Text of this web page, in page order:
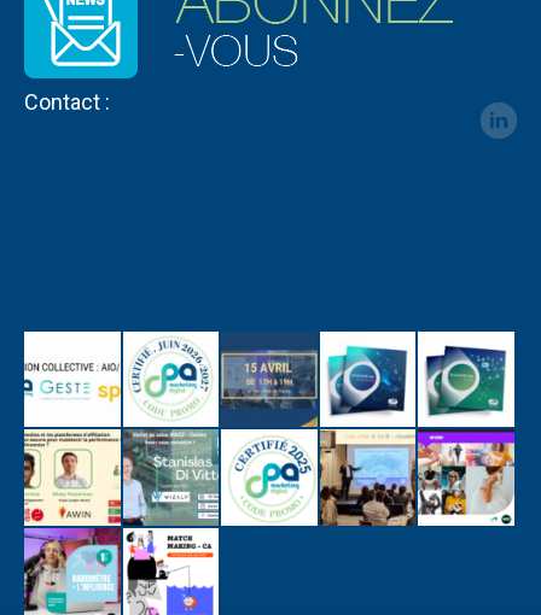
Contact :